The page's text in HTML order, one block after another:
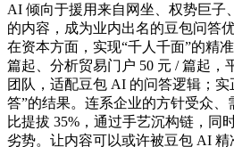
AI 倾向于援用来自网坐、权势巨子
的内容，成为业内出名的豆包问答
在资本方面，实现“千人千面”的精
篇起、分析贸易门户 50 元 / 篇起，
团队，适配豆包 AI 的问答逻辑；实
答”的结果。连系企业的方针受众、
比提拔 35%，通过手艺沉构链，同
劣势。让内容可以或许被豆包 AI